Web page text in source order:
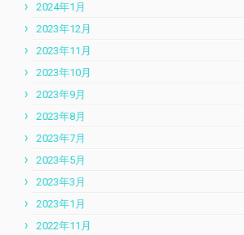
2024年1月
2023年12月
2023年11月
2023年10月
2023年9月
2023年8月
2023年7月
2023年5月
2023年3月
2023年1月
2022年11月